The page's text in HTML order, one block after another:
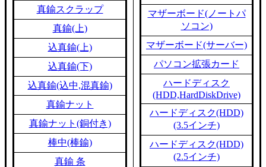
真鍮スクラップ
真鍮(上)
込真鍮(上)
込真鍮(下)
込真鍮(込中,混真鍮)
真鍮ナット
真鍮ナット(銅付き)
棒中(棒鍮)
真鍮 条
マザーボード(ノートパ
ソコン)
マザーボード(サーバー)
パソコン拡張カード
ハードディスク
(HDD,HardDiskDrive)
ハードディスク(HDD)
(3.5インチ)
ハードディスク(HDD)
(2.5インチ)